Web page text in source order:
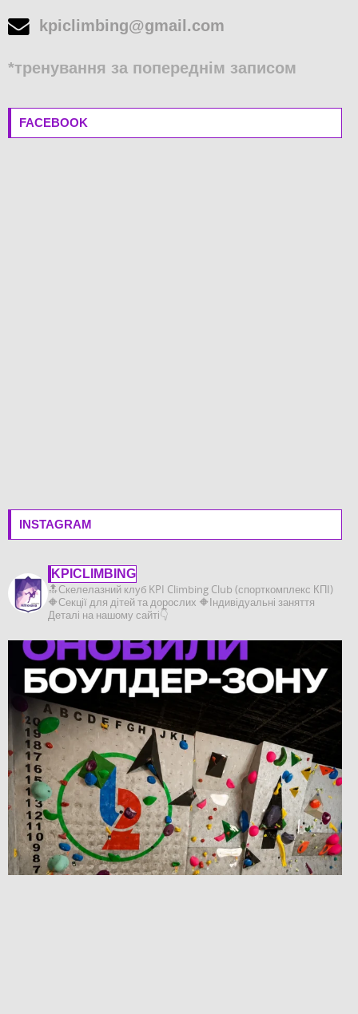
kpiclimbing@gmail.com
*тренування за попереднім записом
FACEBOOK
INSTAGRAM
KPICLIMBING
🔝Скелелазний клуб KPI Climbing Club (спорткомплекс КПІ)
🔶️Секції для дітей та дорослих 🔶️Індивідуальні заняття
Деталі на нашому сайті👇